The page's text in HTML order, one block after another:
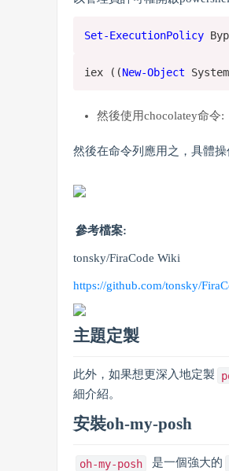
Set-ExecutionPolicy
iex ((New-Object
然後使用chocolatey命令:
然後在命令列應用之，具體操
參考檔案:
tonsky/FiraCode Wiki
https://github.com/tonsky/
主題定製
此外，如果想更深入地定製
細介紹。
安裝oh-my-posh
oh-my-posh 是一個強大的